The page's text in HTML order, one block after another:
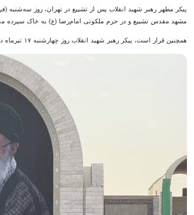
پیکر مطهر رهبر شهید انقلاب پس از تشییع در تهران، روز سه‌شنبه (فردا) ۱۶ تیرماه ۱۴۰۵ در شهر مقدّس قم و روز پنج‌شنبه ۱۸ تیرماه ۱۴۰۵ در